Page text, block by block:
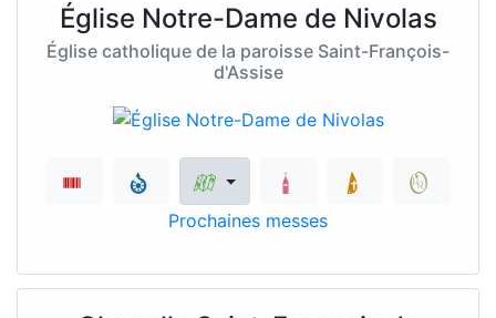
Église Notre-Dame de Nivolas
Église catholique de la paroisse Saint-François-
d'Assise
Prochaines messes